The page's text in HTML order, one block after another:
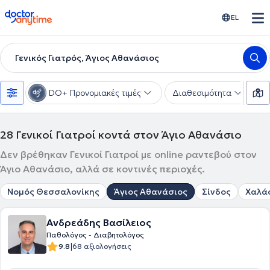
doctoranytime EL
Γενικός Γιατρός, Άγιος Αθανάσιος
DO+ Προνομιακές τιμές Διαθεσιμότητα
28 Γενικοί Γιατροί κοντά στον Άγιο Αθανάσιο
Δεν βρέθηκαν Γενικοί Γιατροί με online ραντεβού στον
Άγιο Αθανάσιο, αλλά σε κοντινές περιοχές.
Νομός Θεσσαλονίκης Άγιος Αθανάσιος Σίνδος
Ανδρεάδης Βασίλειος
Παθολόγος - Διαβητολόγος
9.8|68 αξιολογήσεις